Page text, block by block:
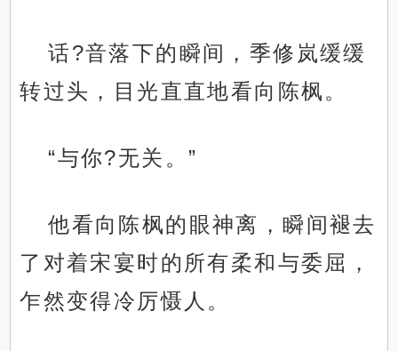
话?音落下的瞬间，季修岚缓缓
转过头，目光直直地看向陈枫。
“与你?无关。”
他看向陈枫的眼神离，瞬间褪去
了对着宋宴时的所有柔和与委屈，
乍然变得冷厉慑人。